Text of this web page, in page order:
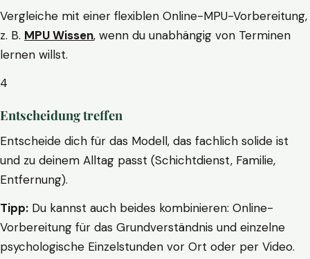
Vergleiche mit einer flexiblen Online-MPU-Vorbereitung,
z. B. MPU Wissen, wenn du unabhängig von Terminen
lernen willst.
4
Entscheidung treffen
Entscheide dich für das Modell, das fachlich solide ist
und zu deinem Alltag passt (Schichtdienst, Familie,
Entfernung).
Tipp: Du kannst auch beides kombinieren: Online-
Vorbereitung für das Grundverständnis und einzelne
psychologische Einzelstunden vor Ort oder per Video.